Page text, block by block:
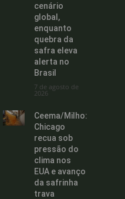
cenário
global,
enquanto
quebra da
safra eleva
alerta no
Brasil
7 de agosto de
2026
Ceema/Milho:
Chicago
recua sob
pressão do
clima nos
EUA e avanço
da safrinha
trava